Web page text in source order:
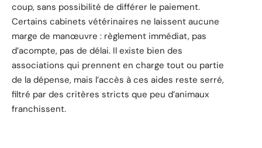
coup, sans possibilité de différer le paiement.
Certains cabinets vétérinaires ne laissent aucune
marge de manœuvre : règlement immédiat, pas
d’acompte, pas de délai. Il existe bien des
associations qui prennent en charge tout ou partie
de la dépense, mais l’accès à ces aides reste serré,
filtré par des critères stricts que peu d’animaux
franchissent.